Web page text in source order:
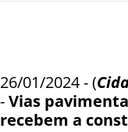
26/01/2024 - (
-Vias
recebem a